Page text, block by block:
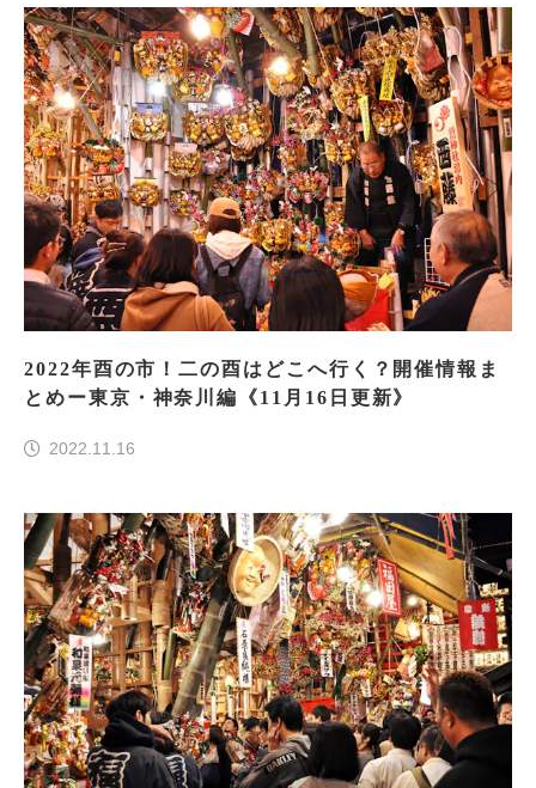
2022年酉の市！二の酉はどこへ行く？開催情報ま
とめー東京・神奈川編《11月16日更新》
2022.11.16